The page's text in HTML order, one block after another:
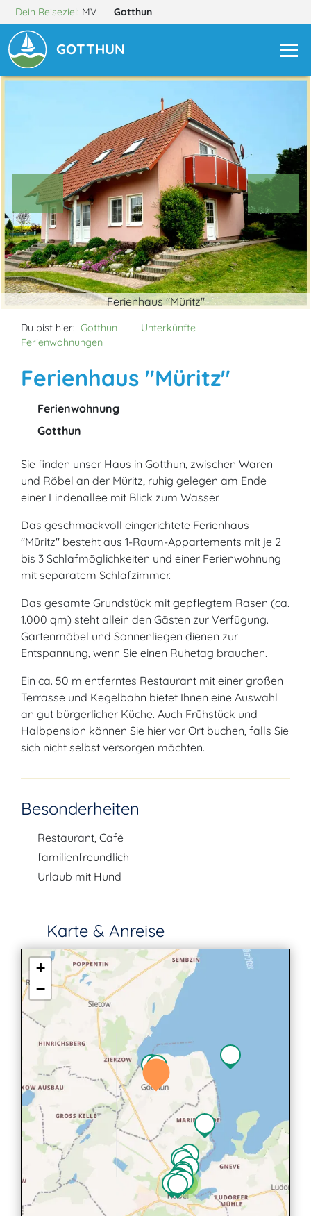
Dein Reiseziel: MV Gotthun
GOTTHUN
Ferienhaus "Müritz"
Du bist hier: Gotthun
Unterkünfte
Ferienwohnungen
Ferienhaus "Müritz"
Ferienwohnung
Gotthun
Sie finden unser Haus in Gotthun, zwischen Waren
und Röbel an der Müritz, ruhig gelegen am Ende
einer Lindenallee mit Blick zum Wasser.
Das geschmackvoll eingerichtete Ferienhaus
"Müritz" besteht aus 1-Raum-Appartements mit je 2
bis 3 Schlafmöglichkeiten und einer Ferienwohnung
mit separatem Schlafzimmer.
Das gesamte Grundstück mit gepflegtem Rasen (ca.
1.000 qm) steht allein den Gästen zur Verfügung.
Gartenmöbel und Sonnenliegen dienen zur
Entspannung, wenn Sie einen Ruhetag brauchen.
Ein ca. 50 m entferntes Restaurant mit einer großen
Terrasse und Kegelbahn bietet Ihnen eine Auswahl
an gut bürgerlicher Küche. Auch Frühstück und
Halbpension können Sie hier vor Ort buchen, falls Sie
sich nicht selbst versorgen möchten.
Besonderheiten
Restaurant, Café
familienfreundlich
Urlaub mit Hund
Karte & Anreise
3
+
−